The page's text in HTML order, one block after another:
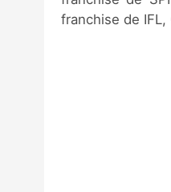
franchise de